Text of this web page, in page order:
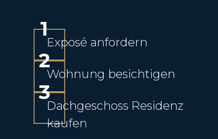
1
Exposé anfordern
2
Wohnung besichtigen
3
Dachgeschoss Residenz
kaufen